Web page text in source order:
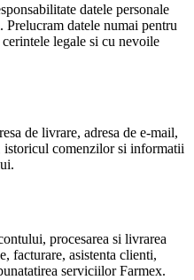
datele personale
datele numai pentru
legale si cu nevoile
de livrare, adresa de e-mail,
istoricul comenzilor si informatii
procesarea si livrarea
facturare, asistenta clienti,
serviciilor Farmex.